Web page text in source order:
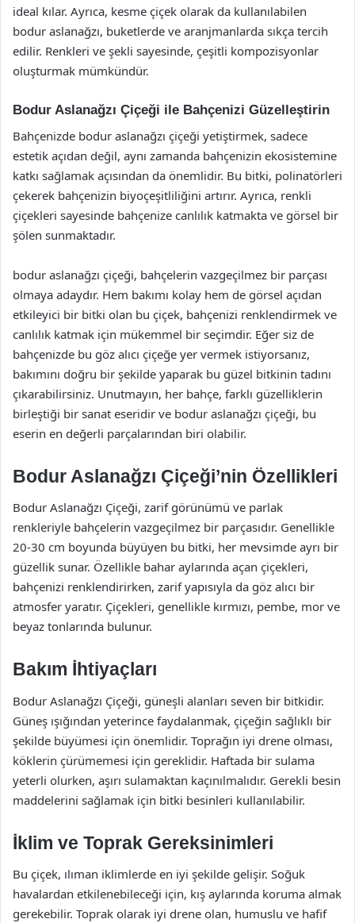
ideal kılar. Ayrıca, kesme çiçek olarak da kullanılabilen
bodur aslanağzı, buketlerde ve aranjmanlarda sıkça tercih
edilir. Renkleri ve şekli sayesinde, çeşitli kompozisyonlar
oluşturmak mümkündür.
Bodur Aslanağzı Çiçeği ile Bahçenizi Güzelleştirin
Bahçenizde bodur aslanağzı çiçeği yetiştirmek, sadece
estetik açıdan değil, aynı zamanda bahçenizin ekosistemine
katkı sağlamak açısından da önemlidir. Bu bitki, polinatörleri
çekerek bahçenizin biyoçeşitliliğini artırır. Ayrıca, renkli
çiçekleri sayesinde bahçenize canlılık katmakta ve görsel bir
şölen sunmaktadır.
bodur aslanağzı çiçeği, bahçelerin vazgeçilmez bir parçası
olmaya adaydır. Hem bakımı kolay hem de görsel açıdan
etkileyici bir bitki olan bu çiçek, bahçenizi renklendirmek ve
canlılık katmak için mükemmel bir seçimdir. Eğer siz de
bahçenizde bu göz alıcı çiçeğe yer vermek istiyorsanız,
bakımını doğru bir şekilde yaparak bu güzel bitkinin tadını
çıkarabilirsiniz. Unutmayın, her bahçe, farklı güzelliklerin
birleştiği bir sanat eseridir ve bodur aslanağzı çiçeği, bu
eserin en değerli parçalarından biri olabilir.
Bodur Aslanağzı Çiçeği’nin Özellikleri
Bodur Aslanağzı Çiçeği, zarif görünümü ve parlak
renkleriyle bahçelerin vazgeçilmez bir parçasıdır. Genellikle
20-30 cm boyunda büyüyen bu bitki, her mevsimde ayrı bir
güzellik sunar. Özellikle bahar aylarında açan çiçekleri,
bahçenizi renklendirirken, zarif yapısıyla da göz alıcı bir
atmosfer yaratır. Çiçekleri, genellikle kırmızı, pembe, mor ve
beyaz tonlarında bulunur.
Bakım İhtiyaçları
Bodur Aslanağzı Çiçeği, güneşli alanları seven bir bitkidir.
Güneş ışığından yeterince faydalanmak, çiçeğin sağlıklı bir
şekilde büyümesi için önemlidir. Toprağın iyi drene olması,
köklerin çürümemesi için gereklidir. Haftada bir sulama
yeterli olurken, aşırı sulamaktan kaçınılmalıdır. Gerekli besin
maddelerini sağlamak için bitki besinleri kullanılabilir.
İklim ve Toprak Gereksinimleri
Bu çiçek, ılıman iklimlerde en iyi şekilde gelişir. Soğuk
havalardan etkilenebileceği için, kış aylarında koruma almak
gerekebilir. Toprak olarak iyi drene olan, humuslu ve hafif